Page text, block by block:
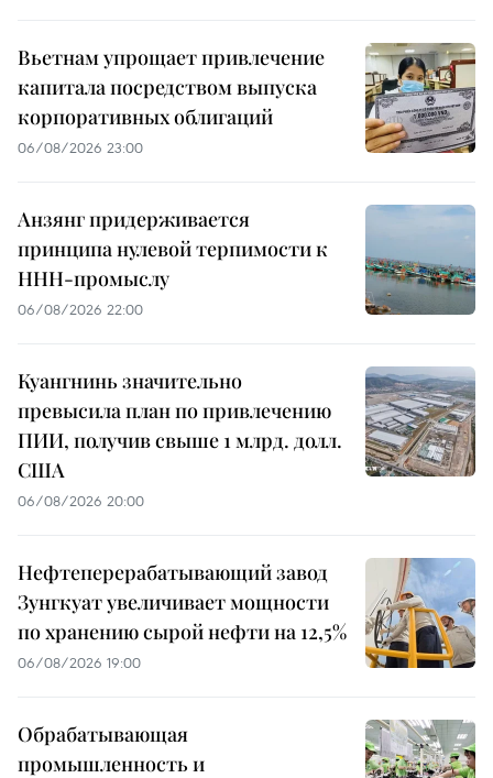
Вьетнам упрощает привлечение
капитала посредством выпуска
корпоративных облигаций
06/08/2026 23:00
Анзянг придерживается
принципа нулевой терпимости к
ННН-промыслу
06/08/2026 22:00
Куангнинь значительно
превысила план по привлечению
ПИИ, получив свыше 1 млрд. долл.
США
06/08/2026 20:00
Нефтеперерабатывающий завод
Зунгкуат увеличивает мощности
по хранению сырой нефти на 12,5%
06/08/2026 19:00
Обрабатывающая
промышленность и